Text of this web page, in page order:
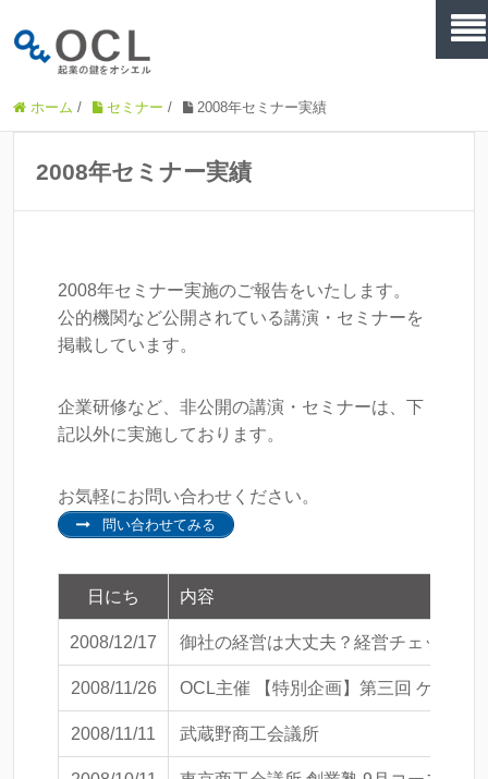
ホーム / セミナー / 2008年セミナー実績
2008年セミナー実績
2008年セミナー実施のご報告をいたします。
公的機関など公開されている講演・セミナーを
掲載しています。
企業研修など、非公開の講演・セミナーは、下
記以外に実施しております。
お気軽にお問い合わせください。
問い合わせてみる
日にち 内容
2008/12/17 御社の経営は大丈夫？経営チェックセ
2008/11/26 OCL主催 【特別企画】第三回 ゲスト
2008/11/11 武蔵野商工会議所